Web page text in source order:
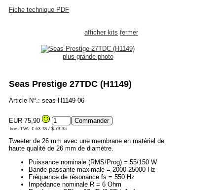
Fiche technique PDF
afficher kits fermer
plus grande photo
Seas Prestige 27TDC (H1149)
Article Nº.: seas-H1149-06
EUR 75,90
hors TVA: € 63.78 / $ 73.35
Tweeter de 26 mm avec une membrane en matériel de
haute qualité de 26 mm de diamètre.
Puissance nominale (RMS/Prog) = 55/150 W
Bande passante maximale = 2000-25000 Hz
Fréquence de résonance fs = 550 Hz
Impédance nominale R = 6 Ohm